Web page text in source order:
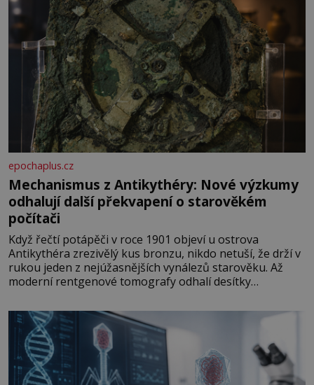
epochaplus.cz
Mechanismus z Antikythéry: Nové výzkumy
odhalují další překvapení o starověkém
počítači
Když řečtí potápěči v roce 1901 objeví u ostrova
Antikythéra zrezivělý kus bronzu, nikdo netuší, že drží v
rukou jeden z nejúžasnějších vynálezů starověku. Až
moderní rentgenové tomografy odhalí desítky
Antikythéry je dnes považován za nejstarší známý
analogový počítač na světě. Přesto ani po více než sto
letech výzkumu